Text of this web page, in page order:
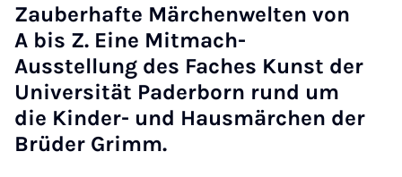
Zauberhafte Märchenwelten von
A bis Z. Eine Mitmach-
Ausstellung des Faches Kunst der
Universität Paderborn rund um
die Kinder- und Hausmärchen der
Brüder Grimm.